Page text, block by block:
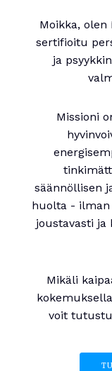
Moikka,
sertifioitu
ja
Missioni
säännöllisen
huolta -
joustavasti ja
Mikäli
voit